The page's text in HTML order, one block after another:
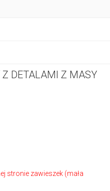
DETALAMI Z MASY
stronie zawieszek (mała